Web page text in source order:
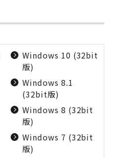
Windows 10 (32bit
版)
Windows 8.1
(32bit版)
Windows 8 (32bit
版)
Windows 7 (32bit
版)